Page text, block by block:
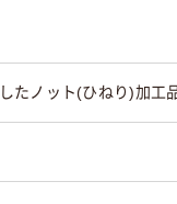
たノット(ひねり)加工